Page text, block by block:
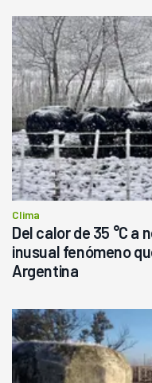
Clima
Del calor de 35 °C a
inusual fenómeno
Argentina